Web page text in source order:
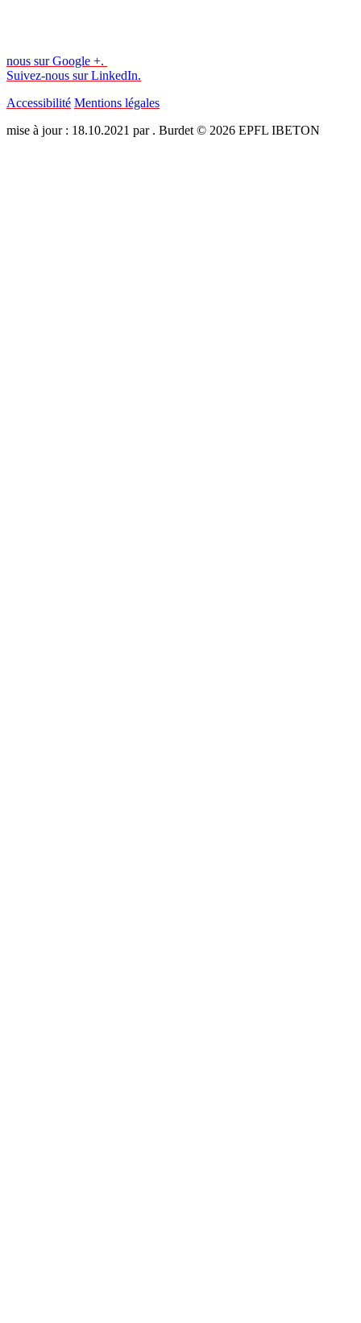
nous sur Google +.
Suivez-nous sur LinkedIn.
Accessibilité Mentions légales
mise à jour : 18.10.2021 par . Burdet © 2026 EPFL IBETON